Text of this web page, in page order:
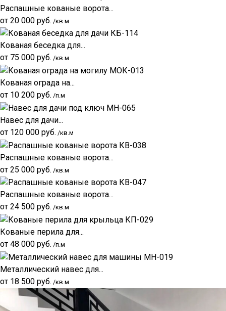
Распашные кованые ворота...
от 20 000 руб. /кв.м
Кованая беседка для...
от 75 000 руб. /кв.м
Кованая ограда на...
от 10 200 руб. /п.м
Навес для дачи...
от 120 000 руб. /кв.м
Распашные кованые ворота...
от 25 000 руб. /кв.м
Распашные кованые ворота...
от 24 500 руб. /кв.м
Кованые перила для...
от 48 000 руб. /п.м
Металлический навес для...
от 18 500 руб. /кв.м